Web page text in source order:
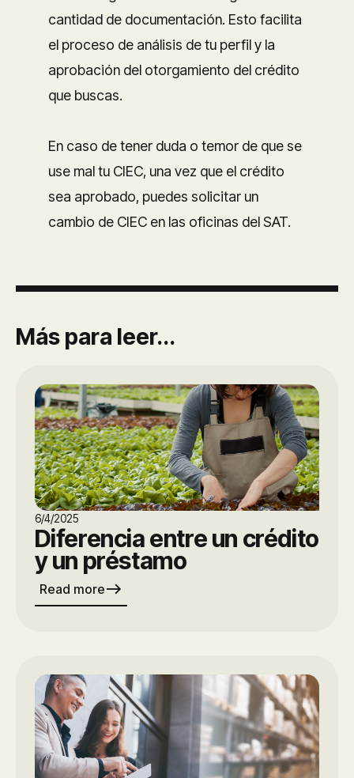
cantidad de documentación. Esto facilita
el proceso de análisis de tu perfil y la
aprobación del otorgamiento del crédito
que buscas.
En caso de tener duda o temor de que se
use mal tu CIEC, una vez que el crédito
sea aprobado, puedes solicitar un
cambio de CIEC en las oficinas del SAT.
Más para leer...
6/4/2025
Diferencia entre un crédito
y un préstamo
Read moreeast